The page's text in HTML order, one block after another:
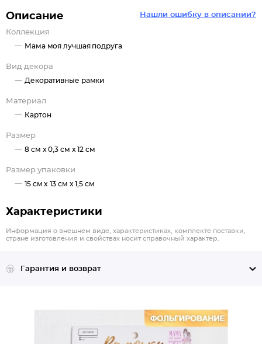
Нашли ошибку в описании?
Описание
Коллекция
Мама моя лучшая подруга
Вид декора
Декоративные рамки
Материал
Картон
Размер
8 см x 0,3 см x 12 см
Размер упаковки
15 см x 13 см x 1,5 см
Характеристики
Информация о внешнем виде, характеристиках, комплекте поставки,
стране изготовления и свойствах носит справочный характер.
Гарантия и возврат